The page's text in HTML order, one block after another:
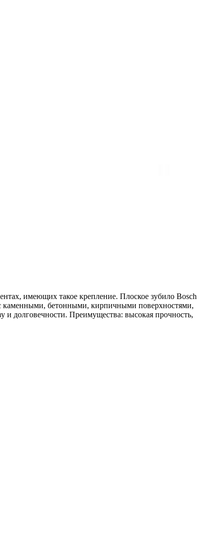
имеющих такое крепление. Плоское зубило Bosch
каменными, бетонными, кирпичными поверхностями,
и долговечности. Преимущества: высокая прочность,